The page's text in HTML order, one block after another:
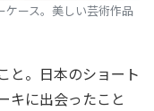
ケース。美しい芸術作品
こと。日本のショート
キに出会ったこと